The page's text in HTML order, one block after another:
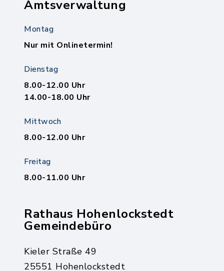
Amtsverwaltung
Montag
Nur mit Onlinetermin!
Dienstag
8.00-12.00 Uhr
14.00-18.00 Uhr
Mittwoch
8.00-12.00 Uhr
Freitag
8.00-11.00 Uhr
Rathaus Hohenlockstedt
Gemeindebüro
Kieler Straße 49
25551 Hohenlockstedt